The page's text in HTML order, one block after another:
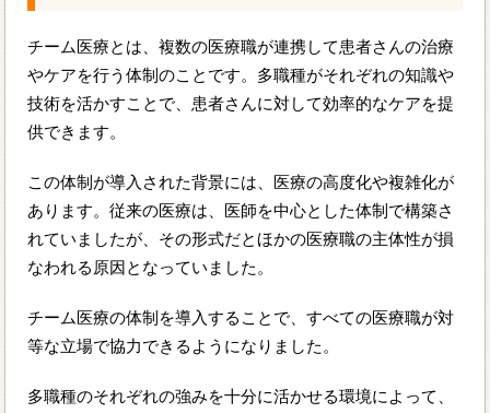
チーム医療とは、複数の医療職が連携して患者さんの治療
やケアを行う体制のことです。多職種がそれぞれの知識や
技術を活かすことで、患者さんに対して効率的なケアを提
供できます。
この体制が導入された背景には、医療の高度化や複雑化が
あります。従来の医療は、医師を中心とした体制で構築さ
れていましたが、その形式だとほかの医療職の主体性が損
なわれる原因となっていました。
チーム医療の体制を導入することで、すべての医療職が対
等な立場で協力できるようになりました。
多職種のそれぞれの強みを十分に活かせる環境によって、